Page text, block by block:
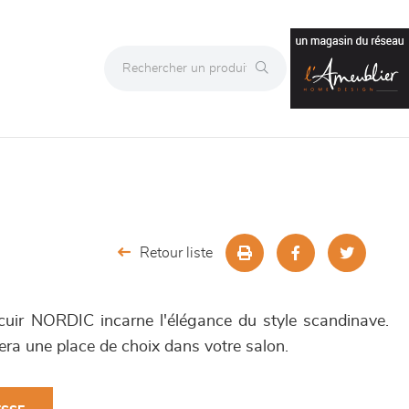
Retour liste
NORDIC incarne l'élégance du style scandinave.
une place de choix dans votre salon.